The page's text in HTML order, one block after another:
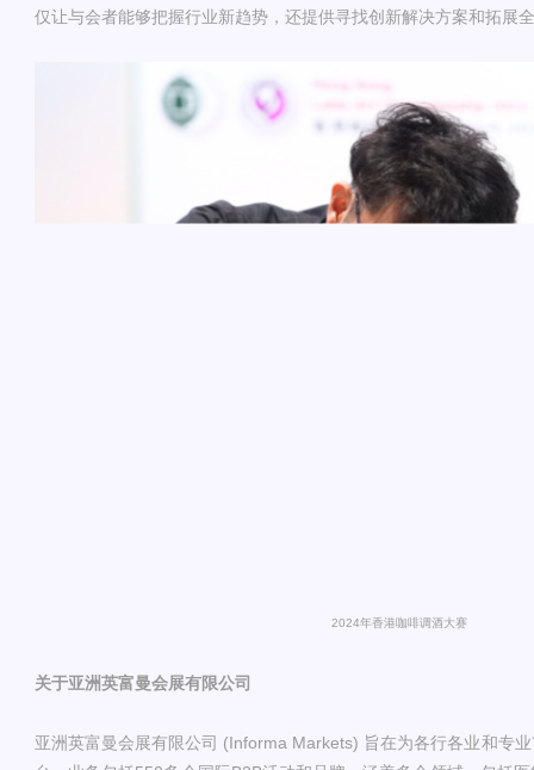
仅让与会者能够把握行业新趋势，还提供寻找创新解决方案和拓展
2024年香港咖啡调酒大赛
关于亚洲英富曼会展有限公司
亚洲英富曼会展有限公司 (Informa Markets) 旨在为各行各业和专